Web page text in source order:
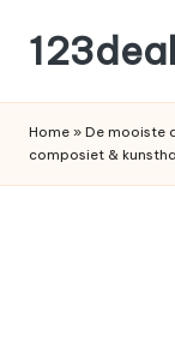
de
inhoud
deals
Home » De mooiste
composiet &